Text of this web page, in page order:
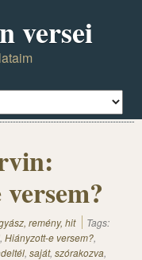
versei
remény, hit
Tags:
, Hiányzott-e versem?,
, saját, szórakozva,